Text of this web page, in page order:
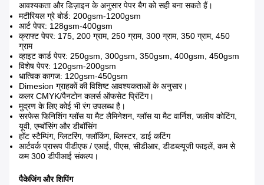
आवश्यकता और डिज़ाइन के अनुसार पेपर बैग को सही बना सकते हैं।
मटीरियल ग्रे बोर्ड: 200gsm-1200gsm
आर्ट पेपर: 128gsm-400gsm
क्राफ्ट पेपर: 175, 200 ग्राम, 250 ग्राम, 300 ग्राम, 350 ग्राम, 450
ग्राम
व्हाइट कार्ड पेपर: 250gsm, 300gsm, 350gsm, 400gsm, 450gsm
विशेष पेपर: 120gsm-200gsm
धात्विक कागज: 120gsm-450gsm
Dimesion ग्राहकों की विशिष्ट आवश्यकताओं के अनुसार।
कलर CMYK/पैनटोन कलर्स ऑफसेट प्रिंटिंग।
मुद्रण के लिए कोई भी रंग उपलब्ध है।
सरफेस फिनिशिंग ग्लॉस या मैट लैमिनेशन, ग्लॉस या मैट वार्निश, जलीय कोटिंग,
यूवी, एम्बॉसिंग और डीबॉसिंग
हॉट स्टैम्पिंग, ग्लिटरिंग, फ्लॉकिंग, ब्लिस्टर, डाई कटिंग
आर्टवर्क प्रारूप पीडीएफ / एआई, पीएस, सीडीआर, डीडब्ल्यूजी फाइलें, कम से
कम 300 डीपीआई संकल्प।
पैकेजिंग और शिपिंग